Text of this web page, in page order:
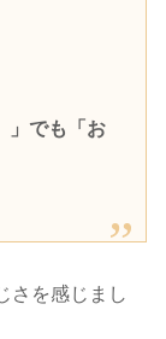
」でも「お
さを感じまし